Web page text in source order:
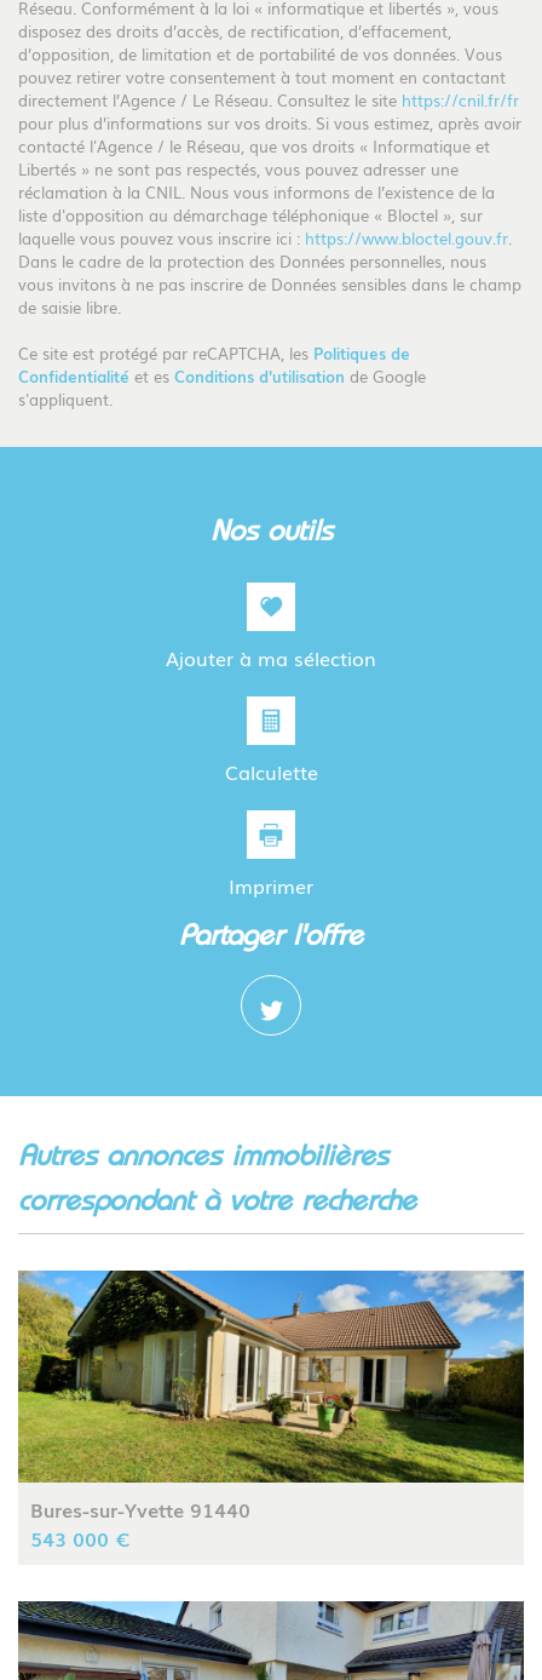
Nombre d'habitants
Propriétaires (vs. locataires)
67,32 %
Taxe habitation
16,38 %
Taxe foncière
18,98 %
Habitants de moins de 25 ans
34,64 %
Habitants de 25 à 55 ans
36,71 %
Habitants de plus de 55 ans
28,66 %
Nombre d'enfants par famille
Familles sans enfant
Familles avec 1 ou 2 enfants
Réseau. Conformément à la loi « informatique et libertés », vous
disposez des droits d’accès, de rectification, d’effacement,
d’opposition, de limitation et de portabilité de vos données. Vous
pouvez retirer votre consentement à tout moment en contactant
directement l’Agence / Le Réseau. Consultez le site https://cnil.fr/fr
pour plus d’informations sur vos droits. Si vous estimez, après avoir
contacté l'Agence / le Réseau, que vos droits « Informatique et
Libertés » ne sont pas respectés, vous pouvez adresser une
réclamation à la CNIL. Nous vous informons de l’existence de la
liste d'opposition au démarchage téléphonique « Bloctel », sur
laquelle vous pouvez vous inscrire ici : https://www.bloctel.gouv.fr
Dans le cadre de la protection des Données personnelles, nous
vous invitons à ne pas inscrire de Données sensibles dans le champ
de saisie libre.
Ce site est protégé par reCAPTCHA, les Politiques de
Confidentialité et es Conditions d'utilisation de Google
s'appliquent.
nos outils
Ajouter à ma sélection
Calculette
Imprimer
partager l'offre
autres annonces immobilières
correspondant à votre recherche
Bures-sur-Yvette 91440
543 000 €